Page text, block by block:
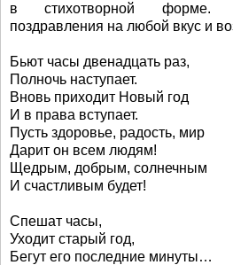
в стихотворной форме.
поздравления на любой вкус и
Бьют часы двенадцать раз,
Полночь наступает.
Вновь приходит Новый год
И в права вступает.
Пусть здоровье, радость, мир
Дарит он всем людям!
Щедрым, добрым, солнечным
И счастливым будет!
Спешат часы,
Уходит старый год,
Бегут его последние минуты…